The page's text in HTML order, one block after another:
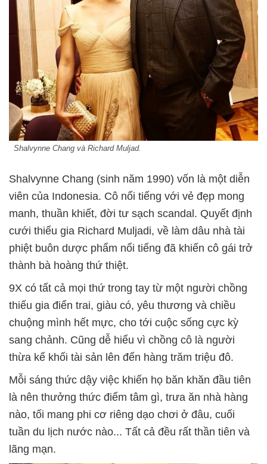
Shalvynne Chang và Richard Muljad.
Shalvynne Chang (sinh năm 1990) vốn là một diễn
viên của Indonesia. Cô nổi tiếng với vẻ đẹp mong
manh, thuần khiết, đời tư sạch scandal. Quyết định
cưới thiếu gia Richard Muljadi, về làm dâu nhà tài
phiệt buôn dược phẩm nổi tiếng đã khiến cô gái trở
thành bà hoàng thứ thiệt.
9X có tất cả mọi thứ trong tay từ một người chồng
thiếu gia điển trai, giàu có, yêu thương và chiều
chuộng mình hết mực, cho tới cuộc sống cực kỳ
sang chảnh. Cũng dễ hiểu vì chồng cô là người
thừa kế khối tài sản lên đến hàng trăm triệu đô.
Mỗi sáng thức dậy việc khiến họ băn khăn đầu tiên
là nên thưởng thức điểm tâm gì, trưa ăn nhà hàng
nào, tối mang phi cơ riêng dạo chơi ở đâu, cuối
tuần du lịch nước nào... Tất cả đều rất thần tiên và
lãng mạn.